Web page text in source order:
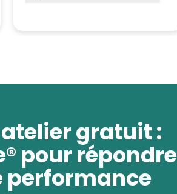
gratuit :
pour répondre
performance